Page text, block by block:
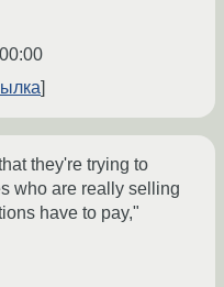
they're trying to
who are really selling
have to pay,"